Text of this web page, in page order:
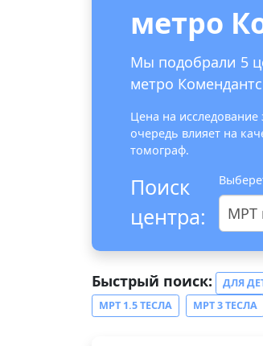
метро
Мы подобрали 5
метро
Цена на
очередь влияет на
томограф.
Поиск
центра:
МРТ
Быстрый поиск: ДЛЯ
МРТ 1.5 ТЕСЛА
МРТ 3 ТЕСЛА